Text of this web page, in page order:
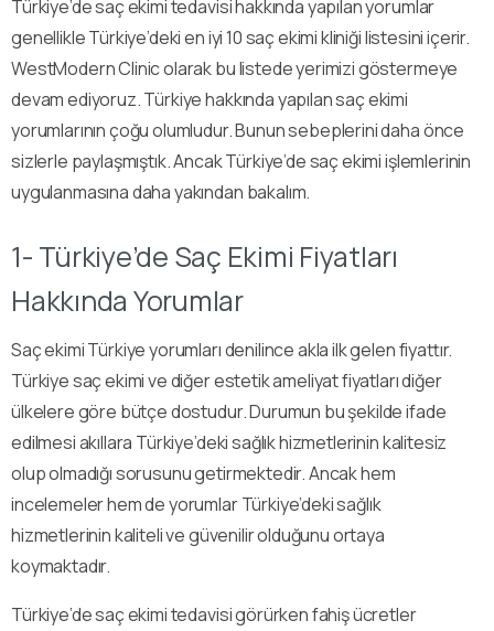
Türkiye’de saç ekimi tedavisi hakkında yapılan yorumlar
genellikle Türkiye’deki en iyi 10 saç ekimi kliniği listesini içerir.
WestModern Clinic olarak bu listede yerimizi göstermeye
devam ediyoruz. Türkiye hakkında yapılan saç ekimi
yorumlarının çoğu olumludur. Bunun sebeplerini daha önce
sizlerle paylaşmıştık. Ancak Türkiye’de saç ekimi işlemlerinin
uygulanmasına daha yakından bakalım.
1- Türkiye’de Saç Ekimi Fiyatları
Hakkında Yorumlar
Saç ekimi Türkiye yorumları denilince akla ilk gelen fiyattır.
Türkiye saç ekimi ve diğer estetik ameliyat fiyatları diğer
ülkelere göre bütçe dostudur. Durumun bu şekilde ifade
edilmesi akıllara Türkiye’deki sağlık hizmetlerinin kalitesiz
olup olmadığı sorusunu getirmektedir. Ancak hem
incelemeler hem de yorumlar Türkiye’deki sağlık
hizmetlerinin kaliteli ve güvenilir olduğunu ortaya
koymaktadır.
Türkiye’de saç ekimi tedavisi görürken fahiş ücretler